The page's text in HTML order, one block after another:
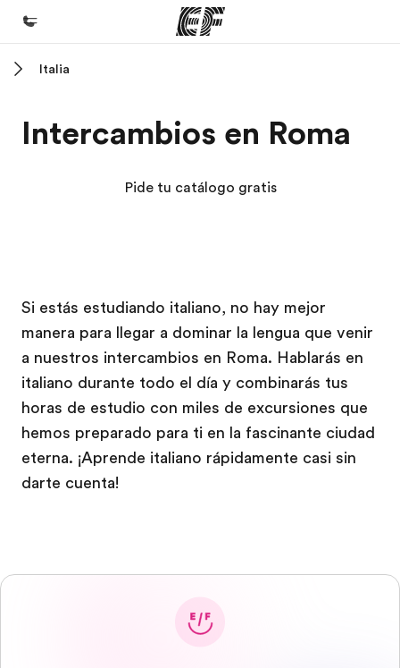
Programas
Quiénes somos
Trabajos
Únete al equipo
Italia
Intercambios en Roma
Pide tu catálogo gratis
Si estás estudiando italiano, no hay mejor
manera para llegar a dominar la lengua que venir
a nuestros intercambios en Roma. Hablarás en
italiano durante todo el día y combinarás tus
horas de estudio con miles de excursiones que
hemos preparado para ti en la fascinante ciudad
eterna. ¡Aprende italiano rápidamente casi sin
darte cuenta!